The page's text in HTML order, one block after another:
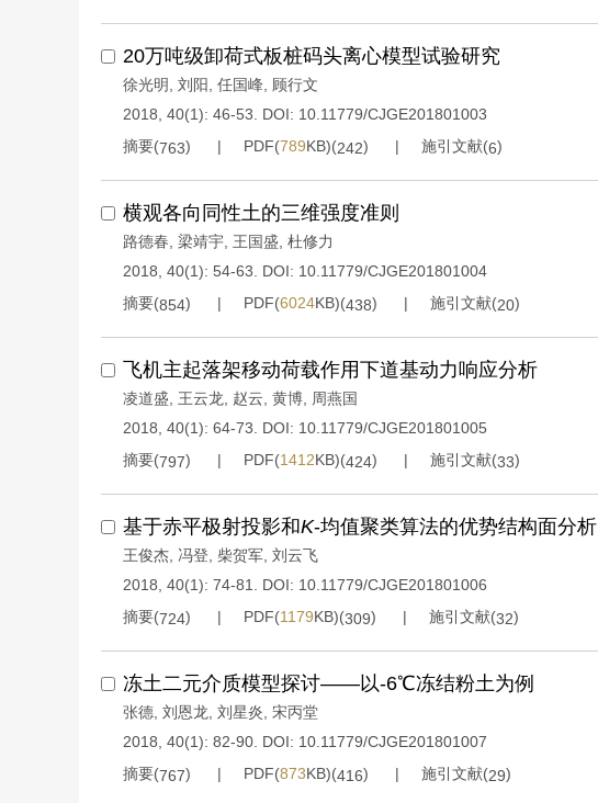
20万吨级卸荷式板桩码头离心模型试验研究
徐光明 刘阳 任国峰
顾行文
2018, 40(1): 46-53.
DOI: 10.11779/CJGE201801003
摘要(763) PDF(789KB)(242) 施引文献(6)
横观各向同性土的三维强度准则
路德春 梁靖宇 王国盛 杜修力
2018, 40(1): 54-63.
DOI: 10.11779/CJGE201801004
摘要(854) PDF(6024KB)(438) 施引文献(20)
飞机主起落架移动荷载作用下道基动力响应分析
凌道盛 王云龙 赵云 黄博
周燕国
2018, 40(1): 64-73.
DOI: 10.11779/CJGE201801005
摘要(797) PDF(1412KB)(424) 施引文献(33)
基于赤平极射投影和K-均值聚类算法的优势结构面分析
王俊杰 冯登 柴贺军 刘云飞
2018, 40(1): 74-81.
DOI: 10.11779/CJGE201801006
摘要(724) PDF(1179KB)(309) 施引文献(32)
冻土二元介质模型探讨——以-6℃冻结粉土为例
张德 刘恩龙 刘星炎 宋丙堂
2018, 40(1): 82-90. DOI: 10.11779/CJGE201801007
摘要(767) PDF(873KB)(416) 施引文献(29)